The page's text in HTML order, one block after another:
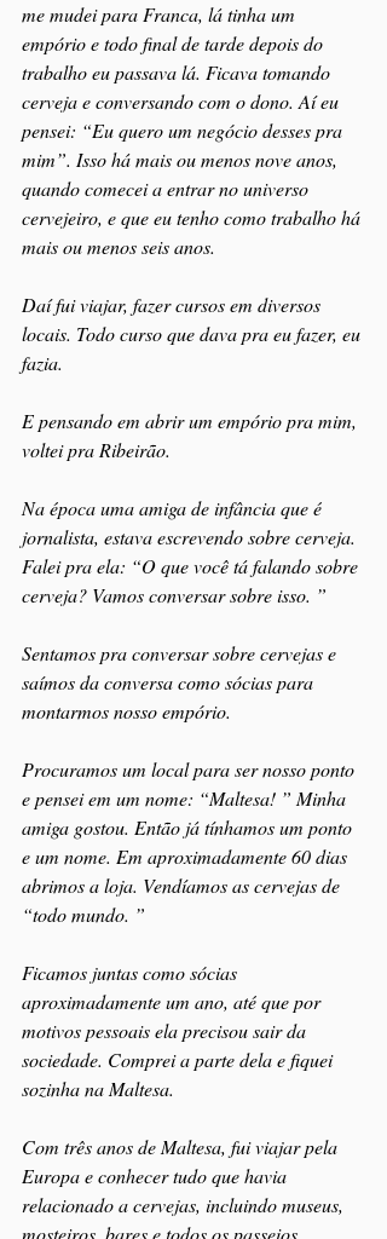
me mudei para Franca, lá tinha um
empório e todo final de tarde depois do
trabalho eu passava lá. Ficava tomando
cerveja e conversando com o dono. Aí eu
pensei: “Eu quero um negócio desses pra
mim”. Isso há mais ou menos nove anos,
quando comecei a entrar no universo
cervejeiro, e que eu tenho como trabalho há
mais ou menos seis anos.
Daí fui viajar, fazer cursos em diversos
locais. Todo curso que dava pra eu fazer, eu
fazia.
E pensando em abrir um empório pra mim,
voltei pra Ribeirão.
Na época uma amiga de infância que é
jornalista, estava escrevendo sobre cerveja.
Falei pra ela: “O que você tá falando sobre
cerveja? Vamos conversar sobre isso. ”
Sentamos pra conversar sobre cervejas e
saímos da conversa como sócias para
montarmos nosso empório.
Procuramos um local para ser nosso ponto
e pensei em um nome: “Maltesa! ” Minha
amiga gostou. Então já tínhamos um ponto
e um nome. Em aproximadamente 60 dias
abrimos a loja. Vendíamos as cervejas de
“todo mundo. ”
Ficamos juntas como sócias
aproximadamente um ano, até que por
motivos pessoais ela precisou sair da
sociedade. Comprei a parte dela e fiquei
sozinha na Maltesa.
Com três anos de Maltesa, fui viajar pela
Europa e conhecer tudo que havia
relacionado a cervejas, incluindo museus,
mosteiros, bares e todos os passeios